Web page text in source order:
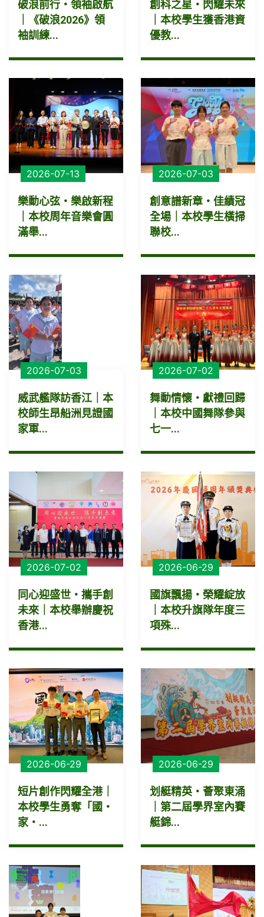
破浪前行・領袖啟航
｜《破浪2026》領
袖訓練...
創科之星・閃耀未來
｜本校學生獲香港資
優教...
2026-07-13
樂動心弦・樂啟新程
｜本校周年音樂會圓
滿舉...
2026-07-03
創意譜新章・佳績冠
全場｜本校學生橫掃
聯校...
2026-07-03
威武艦隊訪香江｜本
校師生昂船洲見證國
家軍...
2026-07-02
舞動情懷・獻禮回歸
｜本校中國舞隊參與
七一...
2026-07-02
同心迎盛世・攜手創
未來｜本校舉辦慶祝
香港...
2026-06-29
國旗飄揚・榮耀綻放
｜本校升旗隊年度三
項殊...
2026-06-29
短片創作閃耀全港｜
本校學生勇奪「國・
家・...
2026-06-29
划艇精英・薈聚東涌
｜第二屆學界室內賽
艇錦...